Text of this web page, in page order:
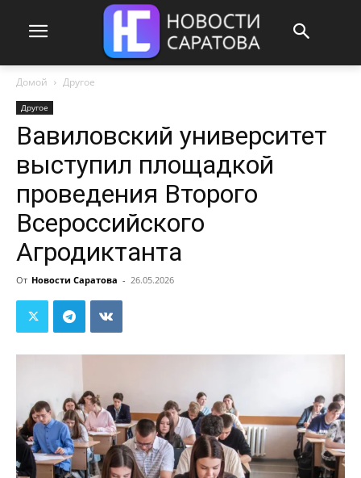
Домой Другое
Другое
Вавиловский университет
выступил площадкой
проведения Второго
Всероссийского
Агродиктанта
От Новости Саратова - 26.05.2026